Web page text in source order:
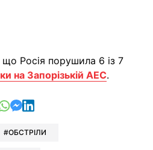
Росія порушила 6 із 7
на Запорізькій АЕС.
у Telegram
у Facebook
у Xу Viber
відправити у Whatsapp
відправити у Messenger
відправити у LinkedIn
ОБСТРІЛИ